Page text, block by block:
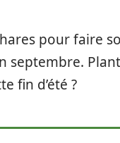
pour faire
septembre.
fin d’été ?